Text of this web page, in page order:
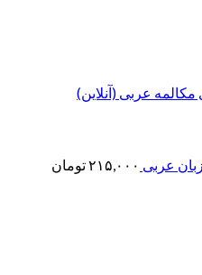
عربی (آنلاین)
۲۱۵,۰۰۰تومان